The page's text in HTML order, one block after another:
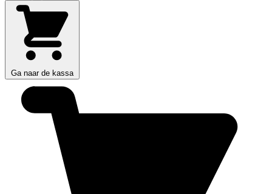
Ga naar de kassa